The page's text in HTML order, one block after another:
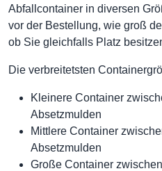
Abfallcontainer in diversen
vor der Bestellung, wie groß
ob Sie gleichfalls Platz
Die verbreitetsten
Kleinere Container
Absetzmulden
Mittlere Container
Absetzmulden
Große Container